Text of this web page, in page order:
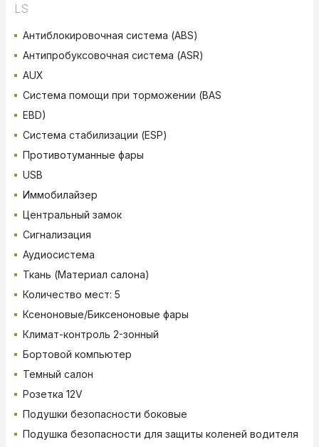
LS
Антиблокировочная система (ABS)
Антипробуксовочная система (ASR)
AUX
Система помощи при торможении (BAS
EBD)
Система стабилизации (ESP)
Противотуманные фары
USB
Иммобилайзер
Центральный замок
Сигнализация
Аудиосистема
Ткань (Материал салона)
Количество мест: 5
Ксеноновые/Биксеноновые фары
Климат-контроль 2-зонный
Бортовой компьютер
Темный салон
Розетка 12V
Подушки безопасности боковые
Подушка безопасности для защиты коленей водителя